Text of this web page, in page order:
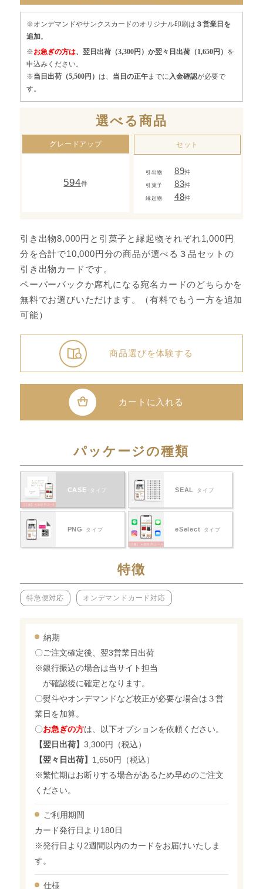
※オンデマンドやサンクスカードのオリジナル印刷は ３営業日を
追加。
※お急ぎの方は、翌日出荷（3,300円）か翌々日出荷（1,650円） を
申込みください。
※当日出荷（5,500円）は、 当日の正午までに入金確認が必要で
す。
選べる商品
グレードアップ
594件
セット
引出物 89件
引菓子 83件
縁起物 48件
商品選びを体験する
引き出物8,000円と引菓子と縁起物それぞれ1,000円
分を合計で10,000円分の商品が選べる３品セットの
引き出物カードです。
ペーパーバックか席札になる宛名カードのどちらかを
無料でお選びいただけます。（有料でもう一方を追加
可能）
カートに入れる
パッケージの種類
CASE タイプ SEAL タイプ
PNG タイプ eSelect タイプ
特徴
特急便対応 オンデマンドカード対応
納期
〇ご注文確定後、翌3営業日出荷
※銀行振込の場合は当サイト担当
が確認後に確定となります。
〇熨斗やオンデマンドなど校正が必要な場合は３営
業日を加算。
〇お急ぎの方は、以下オプションを依頼ください。
【翌日出荷】3,300円（税込）
【翌々日出荷】 1,650円（税込）
※繁忙期はお断りする場合があるため早めのご注文
ください。
ご利用期間
カード発行日より180日
※発行日より2週間以内のカードをお届けいたしま
す。
仕様